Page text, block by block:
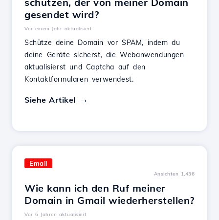
gesendet wird?
Vor einem Jahr aktualisiert
Schütze deine Domain vor SPAM, indem du
deine Geräte sicherst, die Webanwendungen
aktualisierst und Captcha auf den
Kontaktformularen verwendest.
Siehe Artikel
Email
Ansichten 1,436
Wie kann ich den Ruf meiner
Domain in Gmail wiederherstellen?
Vor 6 Jahren aktualisiert